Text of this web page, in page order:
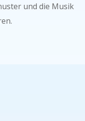
und die Musik